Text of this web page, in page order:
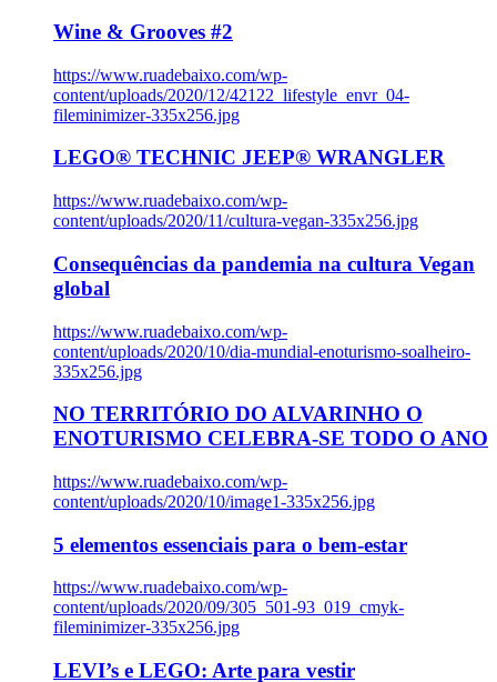
Wine & Grooves #2
https://www.ruadebaixo.com/wp-
content/uploads/2020/12/42122_lifestyle_envr_04-
fileminimizer-335x256.jpg
LEGO® TECHNIC JEEP® WRANGLER
https://www.ruadebaixo.com/wp-
content/uploads/2020/11/cultura-vegan-335x256.jpg
Consequências da pandemia na cultura Vegan
global
https://www.ruadebaixo.com/wp-
content/uploads/2020/10/dia-mundial-enoturismo-soalheiro-
335x256.jpg
NO TERRITÓRIO DO ALVARINHO O
ENOTURISMO CELEBRA-SE TODO O ANO
https://www.ruadebaixo.com/wp-
content/uploads/2020/10/image1-335x256.jpg
5 elementos essenciais para o bem-estar
https://www.ruadebaixo.com/wp-
content/uploads/2020/09/305_501-93_019_cmyk-
fileminimizer-335x256.jpg
LEVI’s e LEGO: Arte para vestir